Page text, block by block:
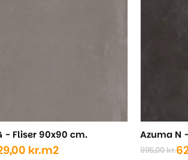
- Fliser 90x90 cm.
kr.m2
Azuma N
995,00kr.
Den
Den